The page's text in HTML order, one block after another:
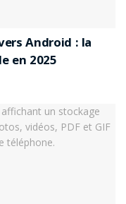
Android : la
en 2025